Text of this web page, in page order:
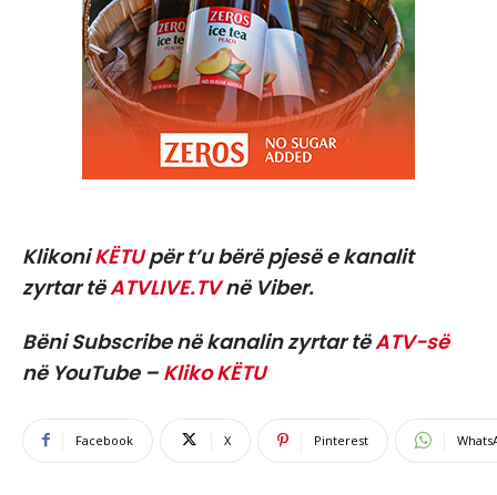
KlikoniKËTUpër t’u bërë pjesë e kanalit
zyrtar tëATVLIVE.TVnë Viber.
Bëni Subscribe në kanalin zyrtar tëATV-së
në YouTube – Kliko KËTU
Facebook X Pinterest